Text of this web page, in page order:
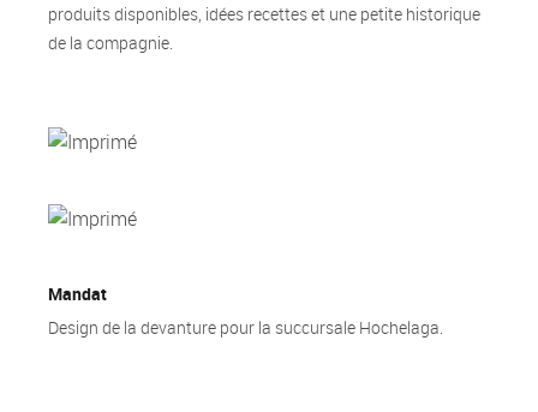
produits disponibles, idées recettes et une petite historique
de la compagnie.
Mandat
Design de la devanture pour la succursale Hochelaga.